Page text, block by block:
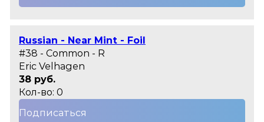
Russian - Near Mint - Foil
#38 - Common - R
Eric Velhagen
38 руб.
Кол-во: 0
Подписаться